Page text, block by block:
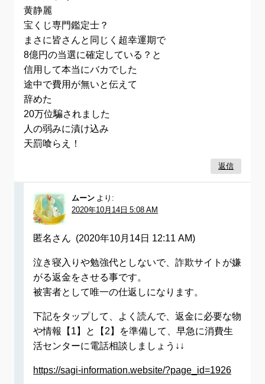
黄静麗
宝くじ専門鑑定士？
まさに皆さんと同じく超幸運期で
8億円の当選に確定している？と
信用して本当にバカでした
途中で費用が無いと伝えて
辞めた
20万位騙されました
人の弱みに漬け込み
天罰喰らえ！
返信
ムーン より:
2020年10月14日 5:08 AM
匿名さん (2020年10月14日 12:11 AM)
泣き寝入りや勉強代としないで、詐欺サイトが嫌
がる返金をさせる事です。
被害者として唯一の仕返しになります。
下記をタップして、よく読んで、返金に必要な物
や情報【1】と【2】を準備して、早急に消費生
活センターに電話相談しましょう↓↓
https://sagi-information.website/?page_id=1926